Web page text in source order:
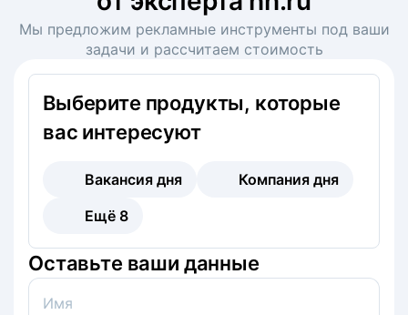
Мы предложим рекламные инструменты под ваши
задачи и рассчитаем стоимость
Выберите продукты, которые
вас интересуют
Вакансия дня
Компания дня
Ещё 8
Оставьте ваши данные
Имя